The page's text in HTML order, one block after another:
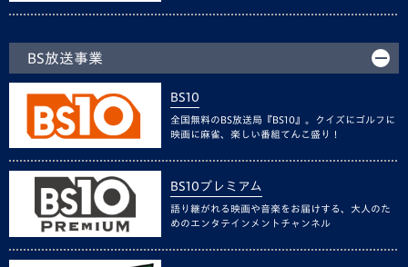
BS放送事業
BS10
全国無料のBS放送局『BS10』。クイズにゴルフに
映画に麻雀、楽しい番組てんこ盛り！
BS10プレミアム
語り継がれる映画や音楽をお届けする、大人のた
めのエンタテインメントチャンネル